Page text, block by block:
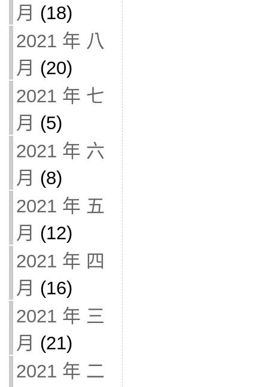
月 (18)
2021 年 八
月 (20)
2021 年 七
月 (5)
2021 年 六
月 (8)
2021 年 五
月 (12)
2021 年 四
月 (16)
2021 年 三
月 (21)
2021 年 二